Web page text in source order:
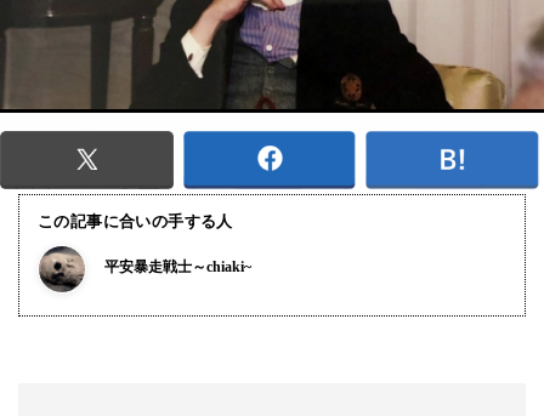
この記事に合いの手する人
平安暴走戦士～chiaki~